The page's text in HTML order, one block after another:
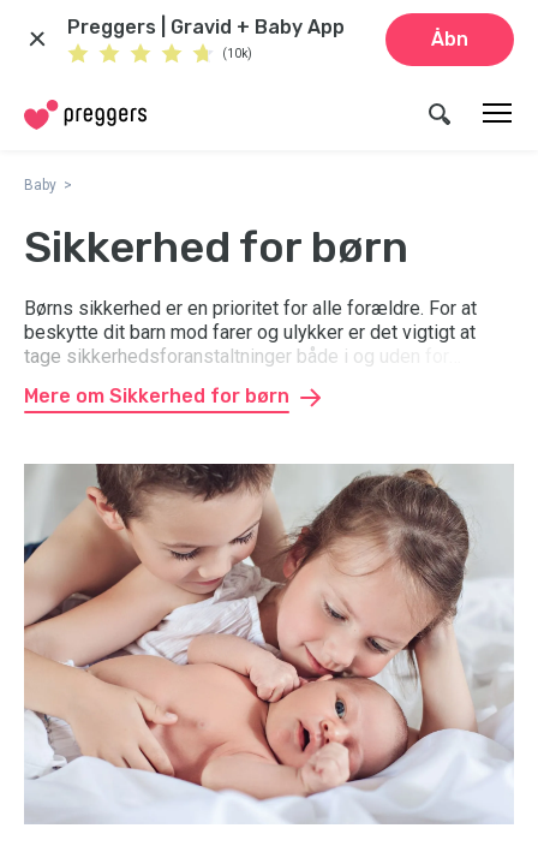
Preggers | Gravid + Baby App
(10k)
Åbn
Baby
Sikkerhed for børn
Børns sikkerhed er en prioritet for alle forældre. For at
beskytte dit barn mod farer og ulykker er det vigtigt at
tage sikkerhedsforanstaltninger både i og uden for
autostole, cykelhjelme og sikkerhedsporte kan du
forskellige typer af børneforsikringer, men de minder ofte
meget om hinanden. Vi hjælper dig med at få et overblik
over de forskellige produkter.
Mere om Sikkerhed for børn